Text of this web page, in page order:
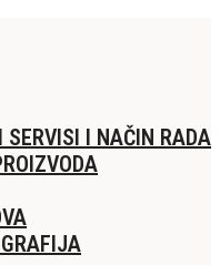
SERVISI I NAČIN RADA